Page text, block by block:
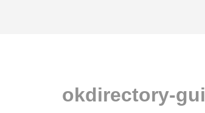
okdirectory-